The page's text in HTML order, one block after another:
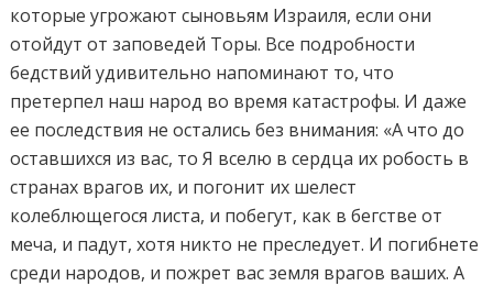
которые угрожают сыновьям Израиля, если они
отойдут от заповедей Торы. Все подробности
бедствий удивительно напоминают то, что
претерпел наш народ во время катастрофы. И даже
ее последствия не остались без внимания: «А что до
оставшихся из вас, то Я вселю в сердца их робость в
странах врагов их, и погонит их шелест
колеблющегося листа, и побегут, как в бегстве от
меча, и падут, хотя никто не преследует. И погибнете
среди народов, и пожрет вас земля врагов ваших. А